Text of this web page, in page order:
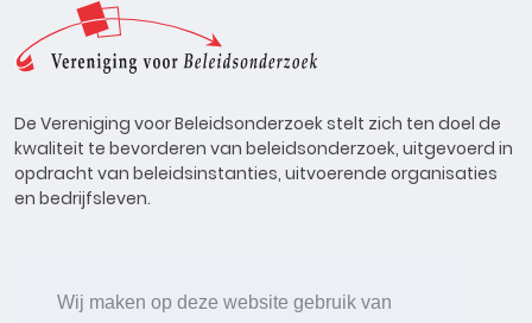
Wij maken op deze website gebruik van
De Vereniging voor Beleidsonderzoek stelt zich ten doel de
kwaliteit te bevorderen van beleidsonderzoek, uitgevoerd in
opdracht van beleidsinstanties, uitvoerende organisaties
en bedrijfsleven.